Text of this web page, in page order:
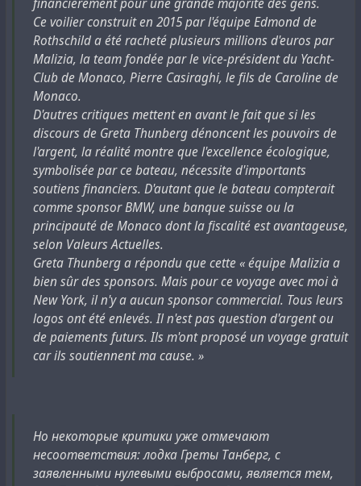
financièrement pour une grande majorité des gens.
Ce voilier construit en 2015 par l'équipe Edmond de
Rothschild a été racheté plusieurs millions d'euros par
Malizia, la team fondée par le vice-président du Yacht-
Club de Monaco, Pierre Casiraghi, le fils de Caroline de
Monaco.
D'autres critiques mettent en avant le fait que si les
discours de Greta Thunberg dénoncent les pouvoirs de
l'argent, la réalité montre que l'excellence écologique,
symbolisée par ce bateau, nécessite d'importants
soutiens financiers. D'autant que le bateau compterait
comme sponsor BMW, une banque suisse ou la
principauté de Monaco dont la fiscalité est avantageuse,
selon Valeurs Actuelles.
Greta Thunberg a répondu que cette « équipe Malizia a
bien sûr des sponsors. Mais pour ce voyage avec moi à
New York, il n'y a aucun sponsor commercial. Tous leurs
logos ont été enlevés. Il n'est pas question d'argent ou
de paiements futurs. Ils m'ont proposé un voyage gratuit
car ils soutiennent ma cause. »
Но некоторые критики уже отмечают
несоответствия: лодка Греты Танберг, с
заявленными нулевыми выбросами, является тем,